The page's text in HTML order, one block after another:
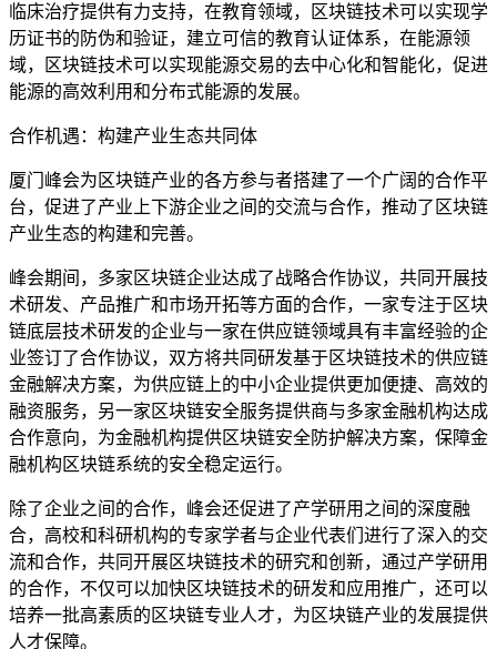
临床治疗提供有力支持，在教育领域，区块链技术可以实现学
历证书的防伪和验证，建立可信的教育认证体系，在能源领
域，区块链技术可以实现能源交易的去中心化和智能化，促进
能源的高效利用和分布式能源的发展。
合作机遇：构建产业生态共同体
厦门峰会为区块链产业的各方参与者搭建了一个广阔的合作平
台，促进了产业上下游企业之间的交流与合作，推动了区块链
产业生态的构建和完善。
峰会期间，多家区块链企业达成了战略合作协议，共同开展技
术研发、产品推广和市场开拓等方面的合作，一家专注于区块
链底层技术研发的企业与一家在供应链领域具有丰富经验的企
业签订了合作协议，双方将共同研发基于区块链技术的供应链
金融解决方案，为供应链上的中小企业提供更加便捷、高效的
融资服务，另一家区块链安全服务提供商与多家金融机构达成
合作意向，为金融机构提供区块链安全防护解决方案，保障金
融机构区块链系统的安全稳定运行。
除了企业之间的合作，峰会还促进了产学研用之间的深度融
合，高校和科研机构的专家学者与企业代表们进行了深入的交
流和合作，共同开展区块链技术的研究和创新，通过产学研用
的合作，不仅可以加快区块链技术的研发和应用推广，还可以
培养一批高素质的区块链专业人才，为区块链产业的发展提供
人才保障。